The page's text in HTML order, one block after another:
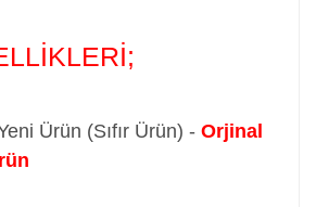
Ürün (Sıfır Ürün) - Orjinal